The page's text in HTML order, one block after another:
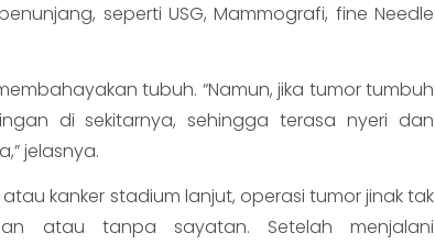
seperti USG, Mammografi, fine Needle
tubuh. “Namun, jika tumor tumbuh
di sekitarnya, sehingga terasa nyeri dan
jelasnya.
kanker stadium lanjut, operasi tumor jinak tak
atau tanpa sayatan. Setelah menjalani